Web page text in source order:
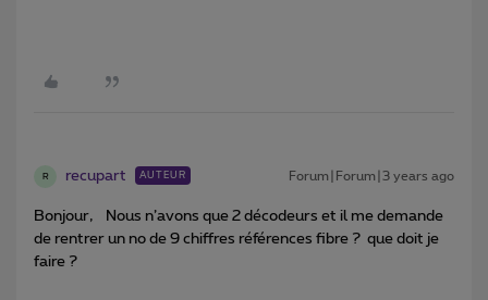
R recupart AUTEUR Forum|Forum|3 years ago
Bonjour, Nous n’avons que 2 décodeurs et il me demande
de rentrer un no de 9 chiffres références fibre ? que doit je
faire ?